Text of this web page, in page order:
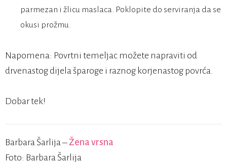
parmezan i žlicu maslaca. Poklopite do serviranja da se
okusi prožmu.
Napomena: Povrtni temeljac možete napraviti od
drvenastog dijela šparoge i raznog korjenastog povrća.
Dobar tek!
Barbara Šarlija –Žena vrsna
Foto: Barbara Šarlija